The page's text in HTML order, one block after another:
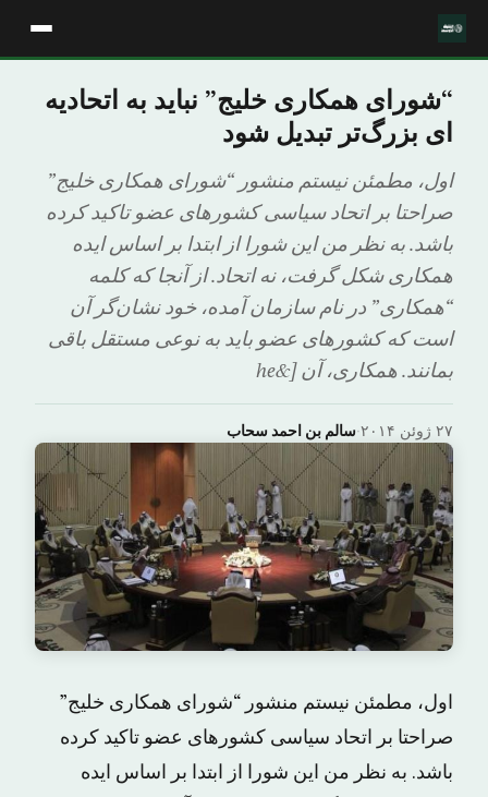
“شورای همکاری خلیج” نباید به اتحادیه
ای بزرگ‌تر تبدیل شود
اول، مطمئن نیستم منشور “شورای همکاری خلیج”
صراحتا بر اتحاد سیاسی کشورهای عضو تاکید کرده
باشد. به نظر من این شورا از ابتدا بر اساس ایده
همکاری شکل گرفت، نه اتحاد. از آنجا که کلمه
“همکاری” در نام سازمان آمده، خود نشان‌گر آن
است که کشورهای عضو باید به نوعی مستقل باقی
بمانند. همکاری، آن [&he
سالم بن احمد سحاب· ۲۷ ژوئن ۲۰۱۴
اول، مطمئن نیستم منشور “شورای همکاری خلیج”
صراحتا بر اتحاد سیاسی کشورهای عضو تاکید کرده
باشد. به نظر من این شورا از ابتدا بر اساس ایده